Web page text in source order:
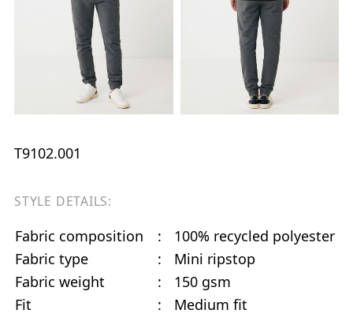
T9102.001
STYLE DETAILS:
Fabric composition :
100% recycled polyester
Fabric type
:
Mini ripstop
Fabric weight
:
150 gsm
Fit
: Medium fit